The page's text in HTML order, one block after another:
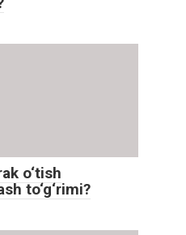
o‘tish
to‘g‘rimi?